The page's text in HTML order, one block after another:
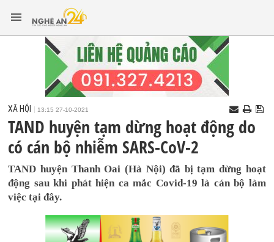
XÃ HỘI 13:15 27-10-2021
TAND huyện tạm dừng hoạt động do
có cán bộ nhiễm SARS-CoV-2
TAND huyện Thanh Oai (Hà Nội) đã bị tạm dừng hoạt
động sau khi phát hiện ca mắc Covid-19 là cán bộ làm
việc tại đây.